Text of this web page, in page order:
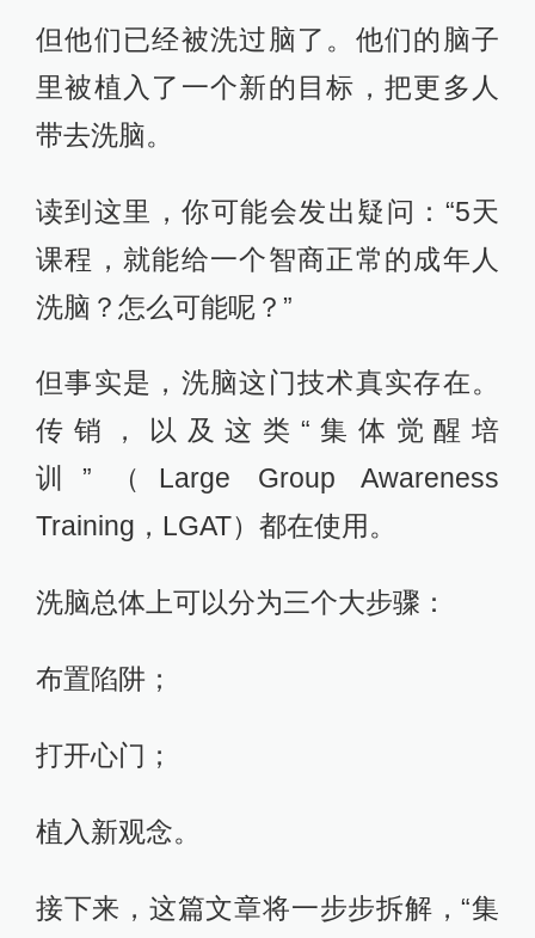
但他们已经被洗过脑了。他们的脑子
里被植入了一个新的目标，把更多人
带去洗脑。
读到这里，你可能会发出疑问：“5天
课程，就能给一个智商正常的成年人
洗脑？怎么可能呢？”
但事实是，洗脑这门技术真实存在。
传销，以及这类“集体觉醒培
训”（Large Group Awareness
Training，LGAT）都在使用。
洗脑总体上可以分为三个大步骤：
布置陷阱；
打开心门；
植入新观念。
接下来，这篇文章将一步步拆解，“集